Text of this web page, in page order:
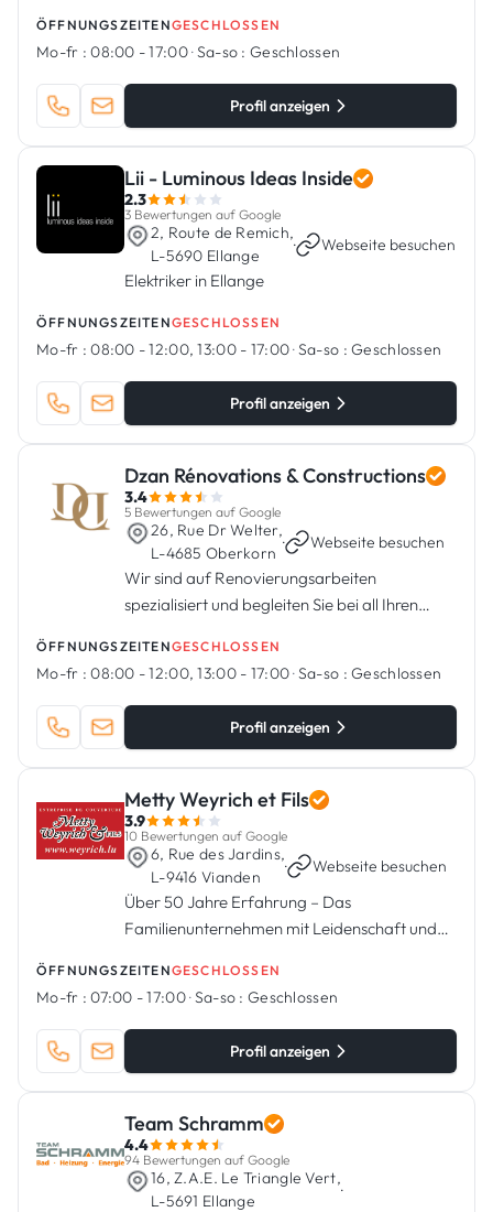
ÖFFNUNGSZEITENGESCHLOSSEN
Mo-fr : 08:00 - 17:00·Sa-so : Geschlossen
Profil anzeigen
Lii - Luminous Ideas Inside
2.3
3 Bewertungen auf Google
2, Route de Remich,
L-5690 Ellange
· Webseite besuchen
Elektriker in Ellange
ÖFFNUNGSZEITENGESCHLOSSEN
Mo-fr : 08:00 - 12:00, 13:00 - 17:00·Sa-so : Geschlossen
Profil anzeigen
Dzan Rénovations & Constructions
3.4
5 Bewertungen auf Google
26, Rue Dr Welter,
L-4685 Oberkorn
· Webseite besuchen
Wir sind auf Renovierungsarbeiten
spezialisiert und begleiten Sie bei all Ihren
ÖFFNUNGSZEITENGESCHLOSSEN
Mo-fr : 08:00 - 12:00, 13:00 - 17:00·Sa-so : Geschlossen
Profil anzeigen
Metty Weyrich et Fils
3.9
10 Bewertungen auf Google
6, Rue des Jardins,
L-9416 Vianden
· Webseite besuchen
Über 50 Jahre Erfahrung – Das
Familienunternehmen mit Leidenschaft und
ÖFFNUNGSZEITENGESCHLOSSEN
Mo-fr : 07:00 - 17:00·Sa-so : Geschlossen
Profil anzeigen
Team Schramm
4.4
94 Bewertungen auf Google
16, Z.A.E. Le Triangle Vert,
L-5691 Ellange
·